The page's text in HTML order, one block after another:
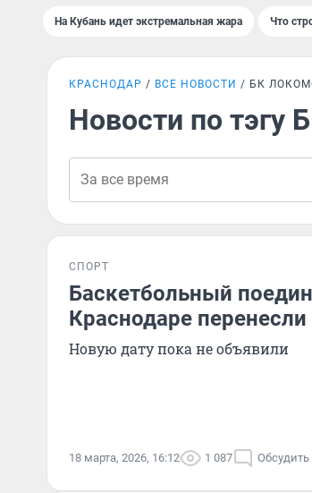
На Кубань идет экстремальная жара Что
КРАСНОДАР ВСЕ НОВОСТИ БК
Новости по тэгу
СПОРТ
Баскетбольный
Краснодаре перенесли
Новую дату пока не объявили
18 марта, 2026, 16:12 1 087 Обсудить